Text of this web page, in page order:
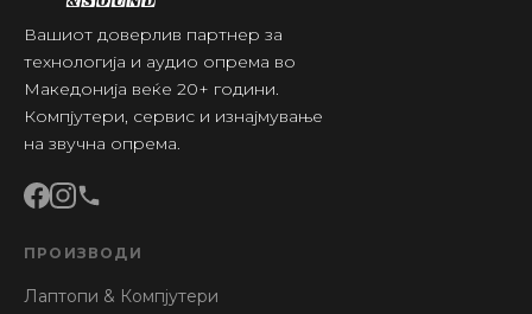
Вашиот доверлив партнер за
технологија и аудио опрема во
Македонија веќе 20+ години.
Компјутери, сервис и изнајмување
на звучна опрема.
ПРОИЗВОДИ
Лаптопи & Компјутери